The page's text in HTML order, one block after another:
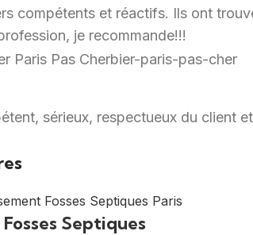
compétents et réactifs. Ils ont
je recommande!!!
sérieux, respectueux du client
!
Septiques